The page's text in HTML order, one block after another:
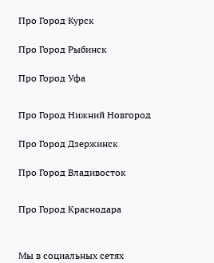
Про Город Курск
Про Город Рыбинск
Про Город Уфа
Про Город Нижний Новгород
Про Город Дзержинск
Про Город Владивосток
Про Город Краснодара
Мы в социальных сетях